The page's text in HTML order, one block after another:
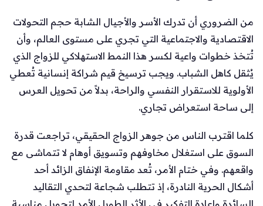
من الضروري أن تدرك الأسر والأجيال الشابة حجم التحولات
الاقتصادية والاجتماعية التي تجري على مستوى العالم، وأن
تُتخذ خطوات واعية لكسر هذا النمط الاستهلاكي للزواج الذي
يُثقل كاهل الشباب. ويجب ترسيخ قيم شراكة إنسانية تُعطي
الأولوية للاستقرار النفسي والراحة، بدلاً من تحويل العرس
إلى ساحة استعراض تجاري.
كلما اقترب الناس من جوهر الزواج الحقيقي، تراجعت قدرة
السوق على استغلال مخاوفهم وتسويق أوهام لا تتماشى مع
واقعهم. وفي ختام الأمر، تُعد مقاومة الإنفاق الزائد أحد
أشكال الحرية النادرة، إذ تتطلب شجاعة لتحدي التقاليد
السائدة وإعادة التفكير في الأثر الطويل الأمد لتحويل مناسبة